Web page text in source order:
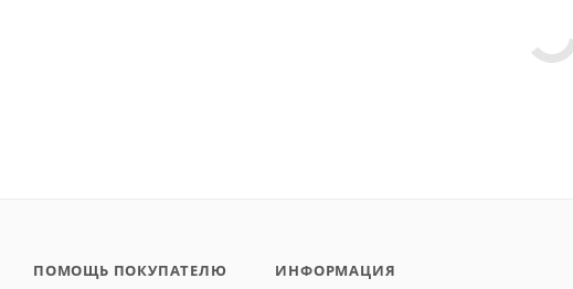
ПОМОЩЬ ПОКУПАТЕЛЮ ИНФОРМАЦИЯ